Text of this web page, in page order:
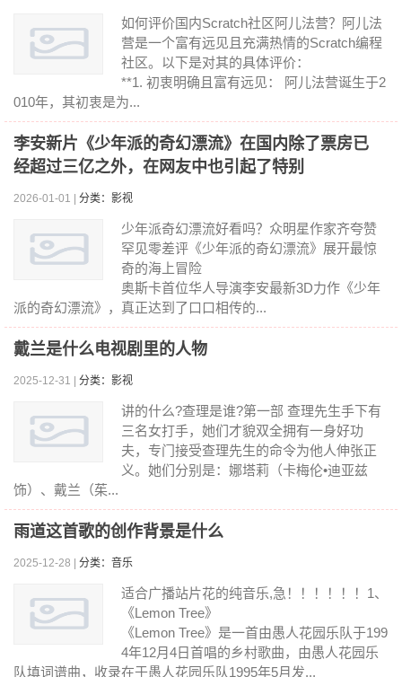
如何评价国内Scratch社区阿儿法营？阿儿法
营是一个富有远见且充满热情的Scratch编程
社区。以下是对其的具体评价：
**1. 初衷明确且富有远见： 阿儿法营诞生于2
010年，其初衷是为...
李安新片《少年派的奇幻漂流》在国内除了票房已
经超过三亿之外，在网友中也引起了特别
2026-01-01 | 分类：影视
少年派奇幻漂流好看吗？众明星作家齐夸赞
罕见零差评《少年派的奇幻漂流》展开最惊
奇的海上冒险
奥斯卡首位华人导演李安最新3D力作《少年
派的奇幻漂流》，真正达到了口口相传的...
戴兰是什么电视剧里的人物
2025-12-31 | 分类：影视
讲的什么?查理是谁?第一部 查理先生手下有
三名女打手，她们才貌双全拥有一身好功
夫，专门接受查理先生的命令为他人伸张正
义。她们分别是：娜塔莉（卡梅伦•迪亚兹
饰）、戴兰（茱...
雨道这首歌的创作背景是什么
2025-12-28 | 分类：音乐
适合广播站片花的纯音乐,急！！！！！！1、
《Lemon Tree》
《Lemon Tree》是一首由愚人花园乐队于199
4年12月4日首唱的乡村歌曲，由愚人花园乐
队填词谱曲，收录在于愚人花园乐队1995年5月发...